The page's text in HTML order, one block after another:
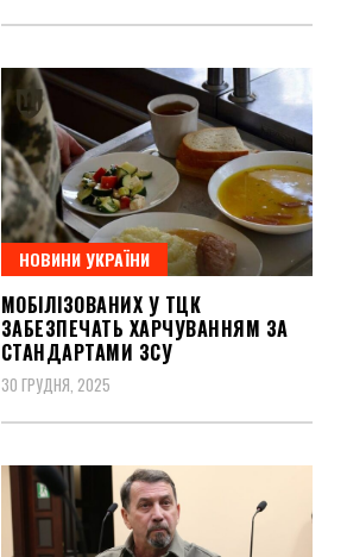
НОВИНИ УКРАЇНИ
МОБІЛІЗОВАНИХ У ТЦК
ЗАБЕЗПЕЧАТЬ ХАРЧУВАННЯМ ЗА
СТАНДАРТАМИ ЗСУ
30 ГРУДНЯ, 2025